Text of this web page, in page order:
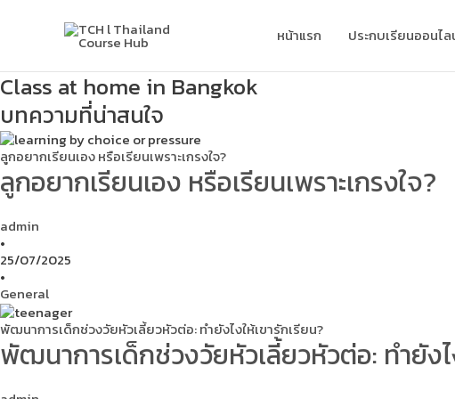
หน้าแรก ประกบเรียนออนไ
Class at home in Bangkok
บทความที่น่าสนใจ
ลูกอยากเรียนเอง หรือเรียนเพราะเกรงใจ?
ลูกอยากเรียนเอง หรือเรียนเพราะเกรงใจ?
admin
•
25/07/2025
•
General
พัฒนาการเด็กช่วงวัยหัวเลี้ยวหัวต่อ: ทำยังไงให้เขารักเรียน?
พัฒนาการเด็กช่วงวัยหัวเลี้ยวหัวต่อ: ทำยังไ